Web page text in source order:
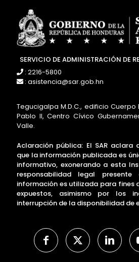
SERVICIO DE ADMINISTRACIÓN DE
: 2216-5800
: asistencia@sar.gob.hn
Tegucigalpa M.D.C., edificio Cuerpo
Pablo II, Centro Cívico
Valle.
Aclaración pública: El SAR aclara
que la información publicada es
informativo, exonerando a esta
responsabilidad legal
información es utilizada para fines
expuestos, asimismo por los
interrupción de la disponibilidad de